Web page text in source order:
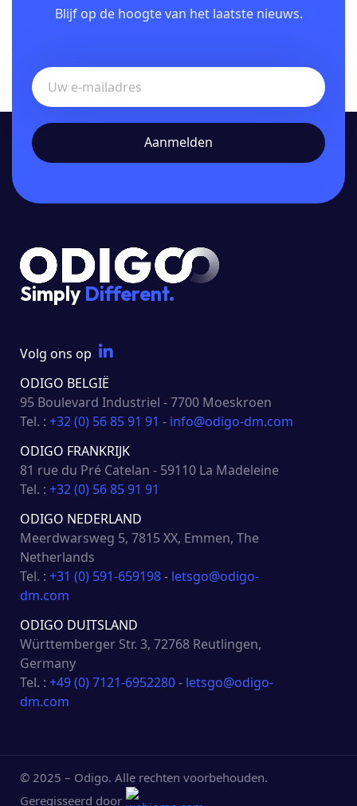
Blijf op de hoogte van het laatste nieuws.
Simply Different.
Volg ons op
ODIGO BELGIË
95 Boulevard Industriel - 7700 Moeskroen
Tel. : +32 (0) 56 85 91 91 - info@odigo-dm.com
ODIGO FRANKRIJK
81 rue du Pré Catelan - 59110 La Madeleine
Tel. : +32 (0) 56 85 91 91
ODIGO NEDERLAND
Meerdwarsweg 5, 7815 XX, Emmen, The
Netherlands
Tel. : +31 (0) 591-659198- letsgo@odigo-
dm.com
ODIGO DUITSLAND
Württemberger Str. 3, 72768 Reutlingen,
Germany
Tel. : +49 (0) 7121-6952280- letsgo@odigo-
dm.com
© 2025 – Odigo. Alle rechten voorbehouden.
Geregisseerd door